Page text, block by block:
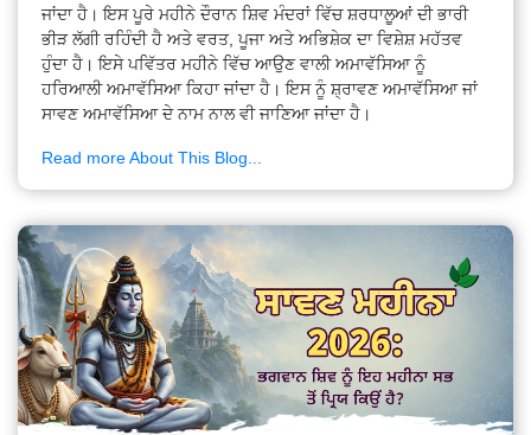
ਜਾਂਦਾ ਹੈ। ਇਸ ਪੂਰੇ ਮਹੀਨੇ ਦੌਰਾਨ ਸ਼ਿਵ ਮੰਦਰਾਂ ਵਿੱਚ ਸ਼ਰਧਾਲੂਆਂ ਦੀ ਭਾਰੀ
ਭੀੜ ਲੱਗੀ ਰਹਿੰਦੀ ਹੈ ਅਤੇ ਵਰਤ, ਪੂਜਾ ਅਤੇ ਅਭਿਸ਼ੇਕ ਦਾ ਵਿਸ਼ੇਸ਼ ਮਹੱਤਵ
ਹੁੰਦਾ ਹੈ। ਇਸੇ ਪਵਿੱਤਰ ਮਹੀਨੇ ਵਿੱਚ ਆਉਣ ਵਾਲੀ ਅਮਾਵੱਸਿਆ ਨੂੰ
ਹਰਿਆਲੀ ਅਮਾਵੱਸਿਆ ਕਿਹਾ ਜਾਂਦਾ ਹੈ। ਇਸ ਨੂੰ ਸ਼੍ਰਾਵਣ ਅਮਾਵੱਸਿਆ ਜਾਂ
ਸਾਵਣ ਅਮਾਵੱਸਿਆ ਦੇ ਨਾਮ ਨਾਲ ਵੀ ਜਾਣਿਆ ਜਾਂਦਾ ਹੈ।
Read more About This Blog...